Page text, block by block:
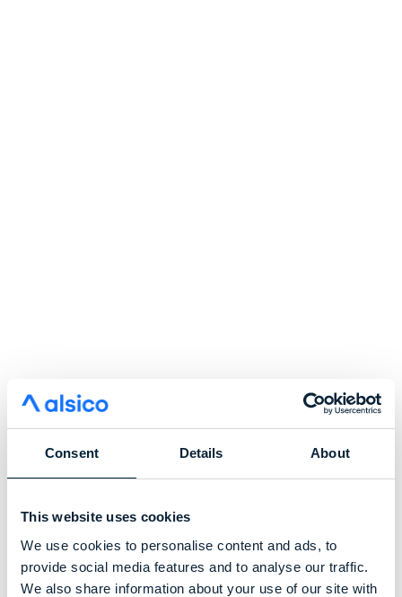
Consent Details About
This website uses cookies
We use cookies to personalise content and ads, to
provide social media features and to analyse our traffic.
We also share information about your use of our site with